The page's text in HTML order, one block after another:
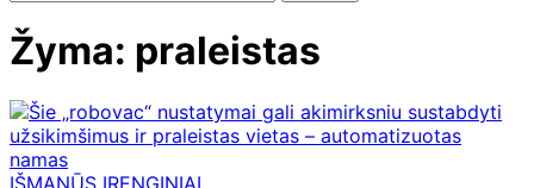
Žyma: praleistas
IŠMANŪS ĮRENGINIAI